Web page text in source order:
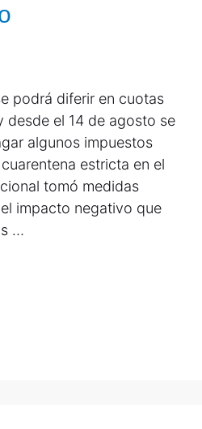
podrá diferir en cuotas
desde el 14 de agosto se
algunos impuestos
estricta en el
tomó medidas
impacto negativo que
…